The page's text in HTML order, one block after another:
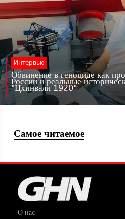
Интервью
Обвинение в геноциде как
России и реальные
"Цхинвали 1920"
Самое читаемое
О нас